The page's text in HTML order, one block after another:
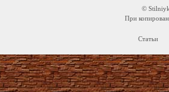
©
При
Статьи